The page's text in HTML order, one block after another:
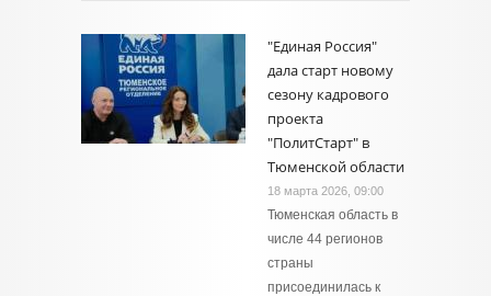
"Единая Россия"
дала старт новому
сезону кадрового
проекта
"ПолитСтарт" в
Тюменской области
18 марта 2026, 09:00
Тюменская область в
числе 44 регионов
страны
присоединилась к